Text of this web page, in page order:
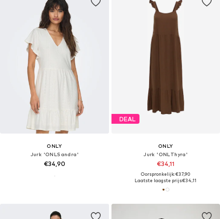
ONLY
Jurk 'ONLSandra'
€34,90
DEAL
ONLY
Jurk 'ONLThyra'
€34,11
Oorspronkelijk: €37,90
Laatste laagste prijs:€34,11